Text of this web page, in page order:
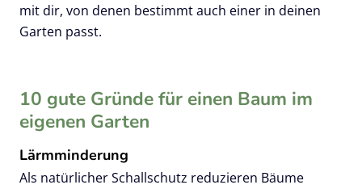
mit dir, von denen bestimmt auch einer in deinen
Garten passt.
10 gute Gründe für einen Baum im
eigenen Garten
Lärmminderung
Als natürlicher Schallschutz reduzieren Bäume